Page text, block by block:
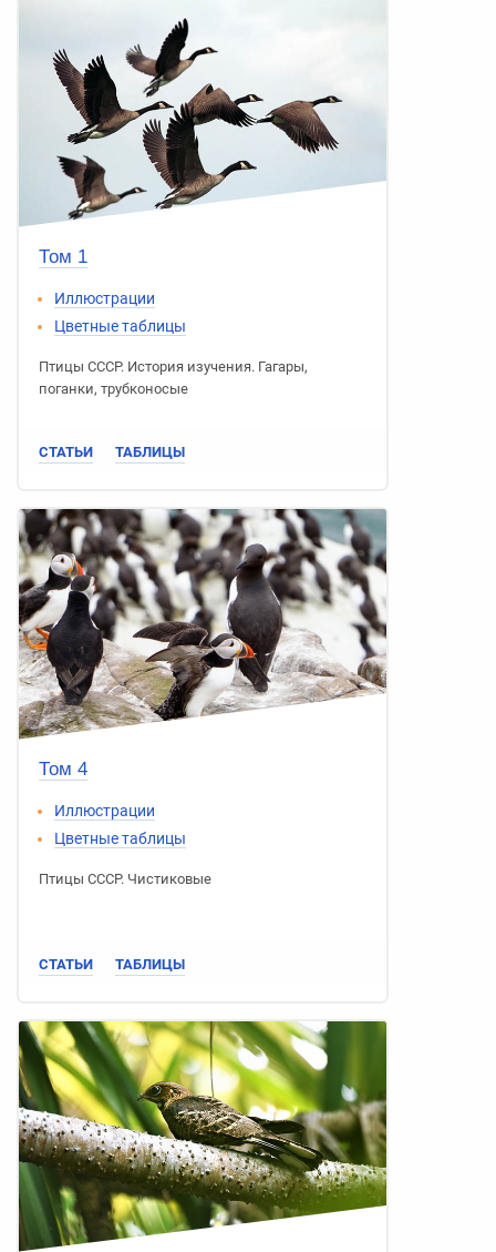
Том 1
Иллюстрации
Цветные таблицы
Птицы СССР. История изучения. Гагары,
поганки, трубконосые
СТАТЬИ ТАБЛИЦЫ
Том 4
Иллюстрации
Цветные таблицы
Птицы СССР. Чистиковые
СТАТЬИ ТАБЛИЦЫ